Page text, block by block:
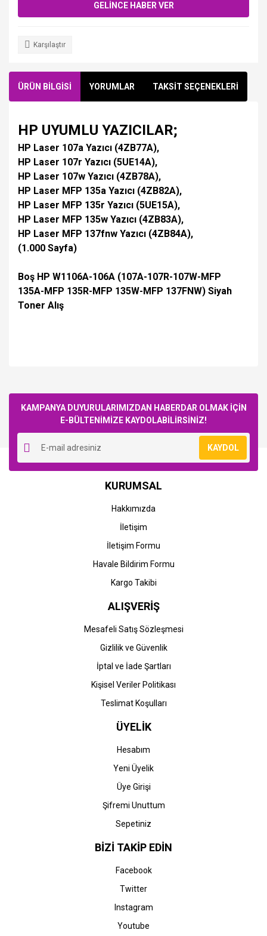
GELİNCE HABER VER
Karşılaştır
ÜRÜN BİLGİSİ YORUMLAR TAKSİT SEÇENEKLERİ
HP UYUMLU YAZICILAR;
HP Laser 107a Yazıcı (4ZB77A),
HP Laser 107r Yazıcı (5UE14A),
HP Laser 107w Yazıcı (4ZB78A),
HP Laser MFP 135a Yazıcı (4ZB82A),
HP Laser MFP 135r Yazıcı (5UE15A),
HP Laser MFP 135w Yazıcı (4ZB83A),
HP Laser MFP 137fnw Yazıcı (4ZB84A),
(1.000 Sayfa)
Boş HP W1106A-106A (107A-107R-107W-MFP
135A-MFP 135R-MFP 135W-MFP 137FNW) Siyah
Toner Alış
KAMPANYA DUYURULARIMIZDAN HABERDAR OLMAK İÇİN
E-BÜLTENİMİZE KAYDOLABİLİRSİNİZ!
KAYDOL
KURUMSAL
Hakkımızda
İletişim
İletişim Formu
Havale Bildirim Formu
Kargo Takibi
ALIŞVERİŞ
Mesafeli Satış Sözleşmesi
Gizlilik ve Güvenlik
İptal ve İade Şartları
Kişisel Veriler Politikası
Teslimat Koşulları
ÜYELİK
Hesabım
Yeni Üyelik
Üye Girişi
Şifremi Unuttum
Sepetiniz
BİZİ TAKİP EDİN
Facebook
Twitter
Instagram
Youtube